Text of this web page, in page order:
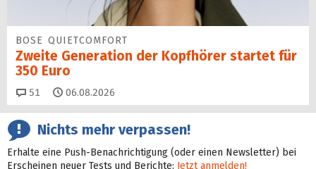
BOSE QUIETCOMFORT
Zweite Generation der Kopfhörer startet für
350 Euro
51 Kommentare
06.08.2026
Nichts mehr verpassen!
Erhalte eine Push-Benachrichtigung (oder einen Newsletter) bei
Erscheinen neuer Tests und Berichte: Jetzt anmelden!